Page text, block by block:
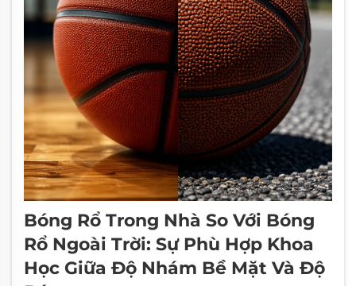
Bóng Rổ Trong Nhà So Với Bóng
Rổ Ngoài Trời: Sự Phù Hợp Khoa
Học Giữa Độ Nhám Bề Mặt Và Độ